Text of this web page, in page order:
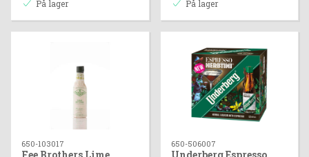
På lager På lager
650-103017 650-506007